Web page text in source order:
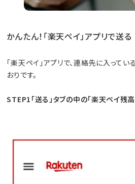
かんたん！「楽天ペイ」アプリで送る
「楽天ペイ」アプリで、連絡先に入って
おりです。
STEP1「送る」タブの中の「楽天ペイ残